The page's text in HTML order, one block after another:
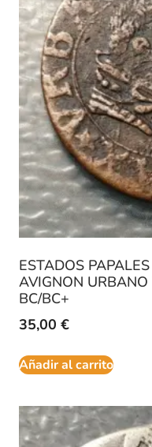
ESTADOS
AVIGNON
BC/BC+
35,00 €
Añadir al carrito